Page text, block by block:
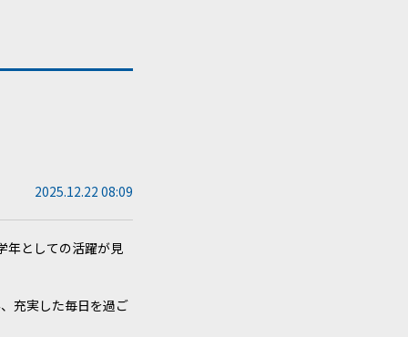
2025.12.22 08:09
年としての活躍が見
充実した毎日を過ご